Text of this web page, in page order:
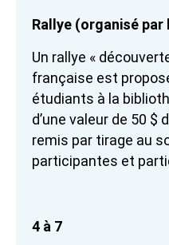
Rallye (organisé
Un rallye «
française est
étudiants à la
d’une valeur de 50 $
remis par tirage au
participantes et
4 à 7